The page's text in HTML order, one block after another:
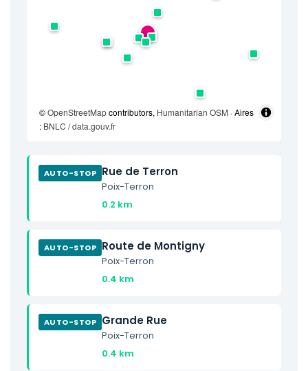
©OpenStreetMapcontributors, Humanitarian OSM · Aires
: BNLC / data.gouv.fr
AUTO-STOP Rue de Terron
Poix-Terron
0.2 km
AUTO-STOP Route de Montigny
Poix-Terron
0.4 km
AUTO-STOP Grande Rue
Poix-Terron
0.4 km